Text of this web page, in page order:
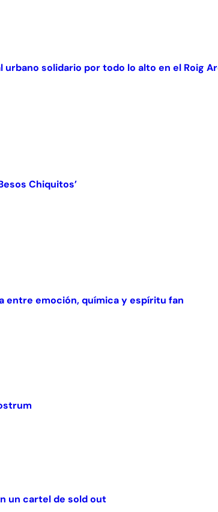
urbano solidario por todo lo alto en el Roig
Chiquitos’
entre emoción, química y espíritu fan
un cartel de sold out